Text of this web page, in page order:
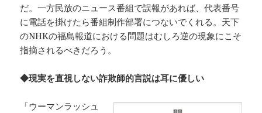
だ。一方民放のニュース番組で誤報があれば、代表番号
に電話を掛けたら番組制作部署につないでくれる。天下
のNHKの福島報道における問題はむしろ逆の現象にこそ
指摘されるべきだろう。
◆現実を直視しない詐欺師的言説は耳に優しい
「ウーマンラッシュ